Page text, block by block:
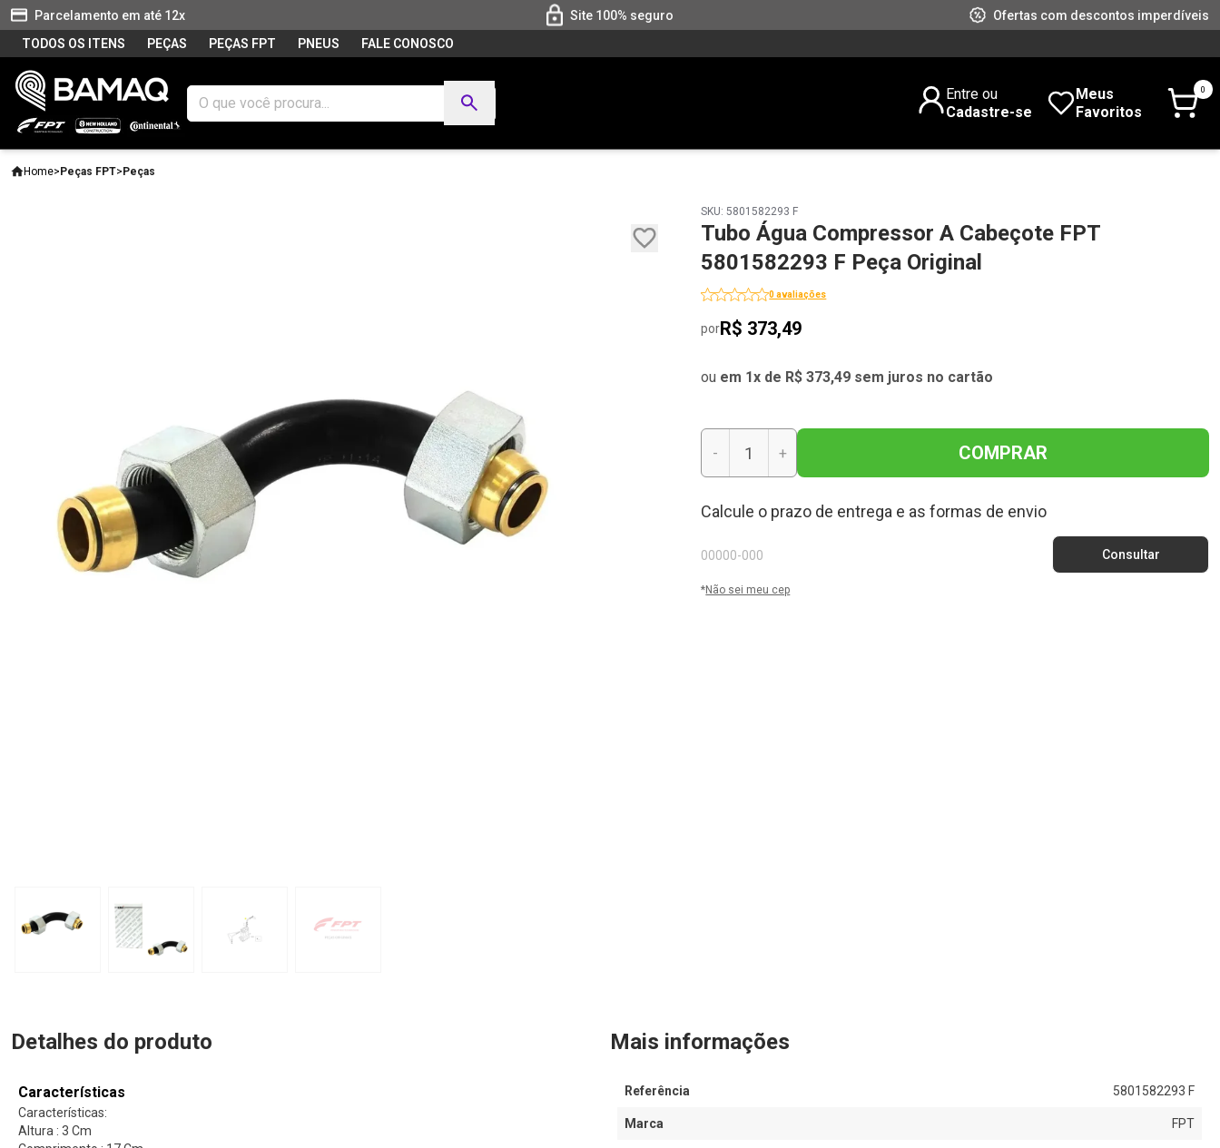
Parcelamento em até 12x Site 100% seguro
Ofertas com descontos imperdíveis
TODOS OS ITENS
PEÇAS PEÇAS FPT PNEUS FALE CONOSCO
Entre ou
Cadastre-se
Meus
Favoritos
0
Home> Peças FPT> Peças
SKU: 5801582293 F
Tubo Água Compressor A Cabeçote FPT
5801582293 F Peça Original
0 avaliações
porR$ 373,49
ou em 1x de R$ 373,49 sem juros no cartão
- + COMPRAR
Calcule o prazo de entrega e as formas de envio
*Não sei meu cep
Detalhes do produto
Características
Características:
Altura : 3 Cm
Mais informações
Referência 5801582293 F
Marca FPT